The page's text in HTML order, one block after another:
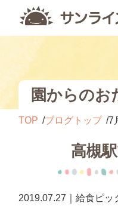
園からのお
TOP ブログトップ 7
高槻
2019.07.27｜給食ピッ